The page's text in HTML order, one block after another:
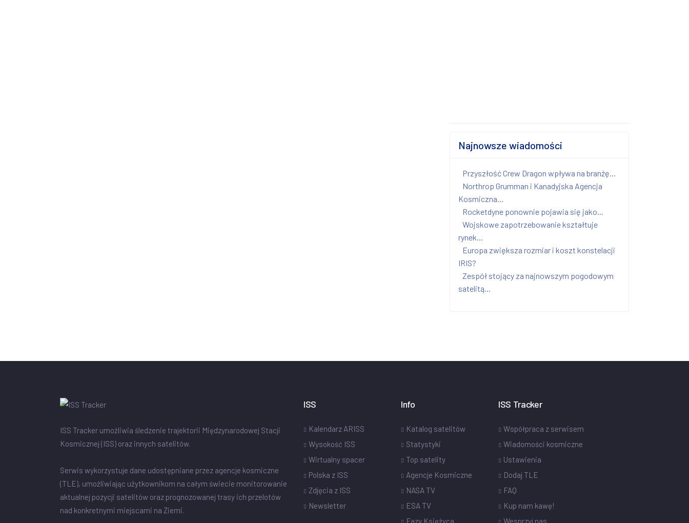
Najnowsze wiadomości
Przyszłość Crew Dragon wpływa na branżę...
Northrop Grumman i Kanadyjska Agencja
Kosmiczna...
Rocketdyne ponownie pojawia się jako...
Wojskowe zapotrzebowanie kształtuje
rynek...
Europa zwiększa rozmiar i koszt konstelacji
IRIS?
Zespół stojący za najnowszym pogodowym
satelitą...
ISS Tracker umożliwia śledzenie trajektorii Międzynarodowej Stacji
Kosmicznej (ISS) oraz innych satelitów.
Serwis wykorzystuje dane udostępniane przez agencje kosmiczne
(TLE), umożliwiając użytkownikom na całym świecie monitorowanie
aktualnej pozycji satelitów oraz prognozowanej trasy ich przelotów
nad konkretnymi miejscami na Ziemi.
ISS
Kalendarz ARISS
Wysokość ISS
Wirtualny spacer
Polska z ISS
Zdjęcia z ISS
Newsletter
Info
Katalog satelitów
Statystyki
Top satelity
Agencje Kosmiczne
NASA TV
ESA TV
Fazy Księżyca
ISS Tracker
Współpraca z serwisem
Wiadomości kosmiczne
Ustawienia
Dodaj TLE
FAQ
Kup nam kawę!
Wesprzyj nas